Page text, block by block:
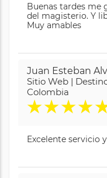
Buenas tardes me
del magisterio. Y
Muy amables
Juan Esteban
Sitio Web |
Colombia
★★★★
Excelente servicio